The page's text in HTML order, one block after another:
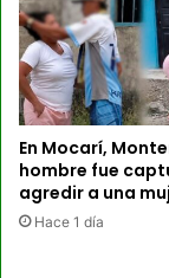
En Mocarí,
hombre fue
agredir a una
Hace 1 día